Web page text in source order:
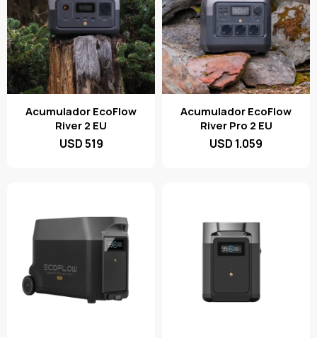
Acumulador EcoFlow
River 2 EU
USD519
Acumulador EcoFlow
River Pro 2 EU
USD 1.059